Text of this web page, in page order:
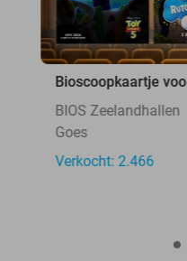
Bioscoopkaartje
BIOS Zeelandhallen
Goes
Verkocht: 2.466